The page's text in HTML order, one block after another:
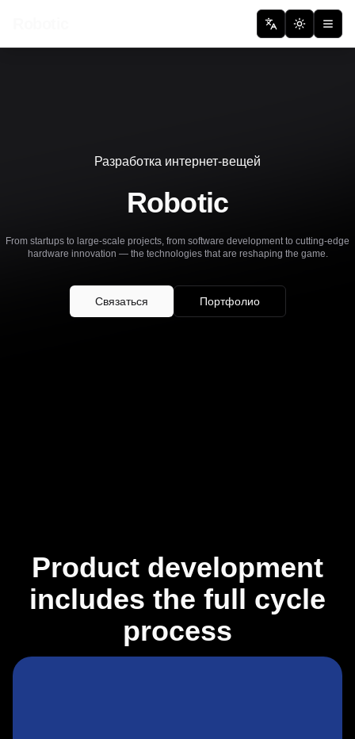
Выбрать язык
Разработка интернет-вещей
Robotic
From startups to large-scale projects, from software development to cutting-edge
hardware innovation — the technologies that are reshaping the game.
Связаться Портфолио
Product development
includes the full cycle
process